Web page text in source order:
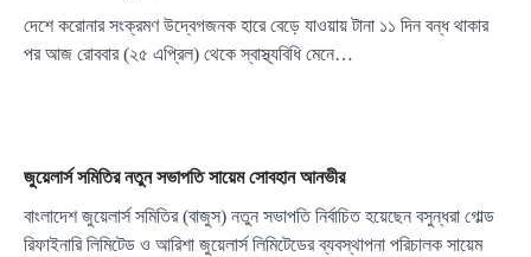
দেশে করোনার সংক্রমণ উদ্বেগজনক হারে বেড়ে যাওয়ায় টানা ১১ দিন বন্ধ থাকার
পর আজ রোববার (২৫ এপ্রিল) থেকে স্বাস্থ্যবিধি মেনে…
জুয়েলার্স সমিতির নতুন সভাপতি সায়েম সোবহান আনভীর
বাংলাদেশ জুয়েলার্স সমিতির (বাজুস) নতুন সভাপতি নির্বাচিত হয়েছেন বসুন্ধরা গোল্ড
রিফাইনারি লিমিটেড ও আরিশা জুয়েলার্স লিমিটেডের ব্যবস্থাপনা পরিচালক সায়েম